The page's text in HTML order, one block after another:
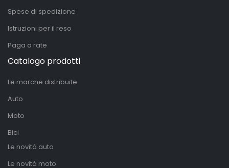
Spese di spedizione
Istruzioni per il reso
Paga a rate
Catalogo prodotti
Le marche distribuite
Auto
Moto
Bici
Le novità auto
Le novità moto